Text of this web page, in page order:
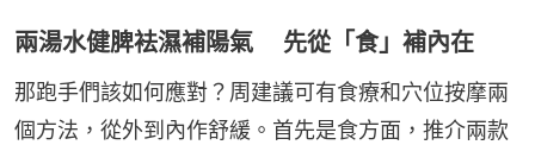
兩湯水健脾袪濕補陽氣 先從「食」補內在
那跑手們該如何應對？周建議可有食療和穴位按摩兩
個方法，從外到內作舒緩。首先是食方面，推介兩款